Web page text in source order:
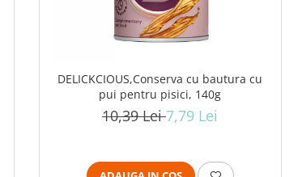
DELICKCIOUS,Conserva cu bautura cu
pui pentru pisici, 140g
10,39 Lei7,79 Lei